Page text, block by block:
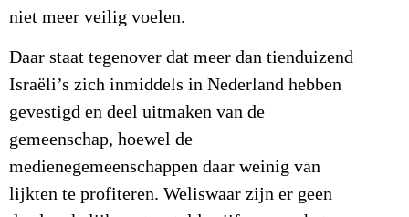
niet meer veilig voelen.
Daar staat tegenover dat meer dan tienduizend
Israëli’s zich inmiddels in Nederland hebben
gevestigd en deel uitmaken van de
gemeenschap, hoewel de
medienegemeenschappen daar weinig van
lijkten te profiteren. Weliswaar zijn er geen